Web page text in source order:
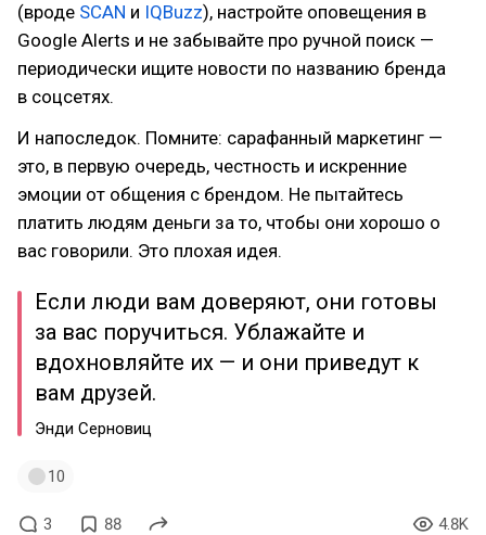
(вроде SCAN и IQBuzz), настройте оповещения в
Google Alerts и не забывайте про ручной поиск —
периодически ищите новости по названию бренда
в соцсетях.
И напоследок. Помните: сарафанный маркетинг —
это, в первую очередь, честность и искренние
эмоции от общения с брендом. Не пытайтесь
платить людям деньги за то, чтобы они хорошо о
вас говорили. Это плохая идея.
Если люди вам доверяют, они готовы
за вас поручиться. Ублажайте и
вдохновляйте их — и они приведут к
вам друзей.
Энди Серновиц
10
3 88 4.8K